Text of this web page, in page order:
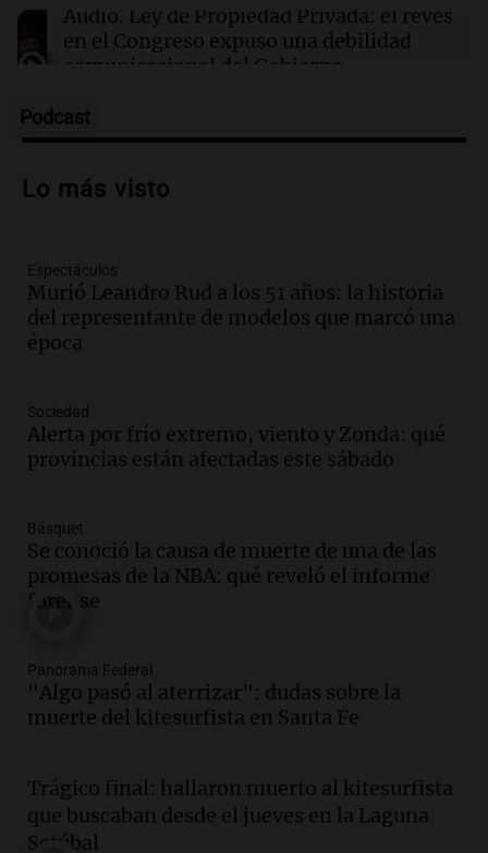
13:43 Sociedad
“Santa Fe te abraza”: el mensaje de Pullaro
tras la muerte de Jorge Messi
Audio. Ley de Propiedad Privada: el revés
en el Congreso expuso una debilidad
comunicacional del Gobierno
Episodios
Audio.Casabindo se prepara para una
tradicional Toreo de la Vincha
Audio.
Borges, abogada de Pourrain:
"Tres hombres se lo llevaron para
hacerle preguntas y nunca regresó"
Una mañana para todos
Audio.
metros del río Suquía y retiraron hasta
800 kilos de basura por jornada
Audio.La historia de la servilleta que
firmó Jorge Messi para el primer
contrato de Leo con Barcelona
Una mañana para todos
Audio.Joan Gaspart: "Sin Jorge, no sé si
Messi hubiera llegado adonde llegó"
Una mañana para todos
Audio.El orgullo y el sueño argentino de
Jorge Messi en una entrevista con Rony
Podcast
Lo más visto
Espectáculos
Murió Leandro Rud a los 51 años: la historia
del representante de modelos que marcó una
época
Sociedad
Alerta por frío extremo, viento y Zonda: qué
provincias están afectadas este sábado
Básquet
Se conoció la causa de muerte de una de las
promesas de la NBA: qué reveló el informe
forense
Panorama Federal
"Algo pasó al aterrizar": dudas sobre la
muerte del kitesurfista en Santa Fe
Trágico final: hallaron muerto al kitesurfista
que buscaban desde el jueves en la Laguna
Setúbal